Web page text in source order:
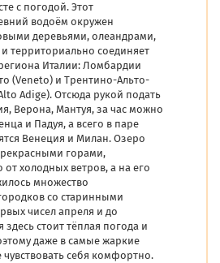
с погодой. Этот
водоём окружен
деревьями, олеандрами,
территориально соединяет
Италии: Ломбардии
(Veneto) и Трентино-Альто-
Adige). Отсюда рукой подать
Верона, Мантуя, за час можно
и Падуя, а всего в паре
Венеция и Милан. Озеро
горами,
холодных ветров, а на его
множество
со старинными
чисел апреля и до
стоит тёплая погода и
даже в самые жаркие
себя комфортно.